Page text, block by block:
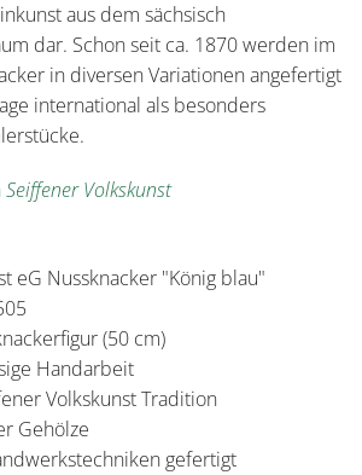
aus dem sächsisch
dar. Schon seit ca. 1870 werden im
in diversen Variationen angefertigt
international als besonders
Seiffener Volkskunst
eG Nussknacker "König blau"
(50 cm)
Handarbeit
Volkskunst Tradition
Gehölze
gefertigt